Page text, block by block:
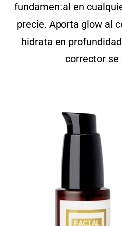
fundamental en
precie. Aporta glow al
hidrata en
corrector se